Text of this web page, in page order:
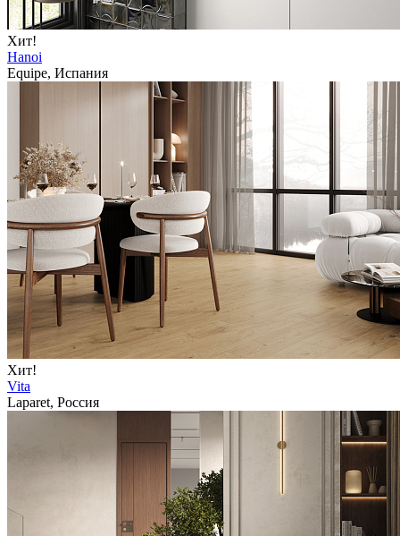
Хит!
Hanoi
Equipe, Испания
Хит!
Vita
Laparet, Россия